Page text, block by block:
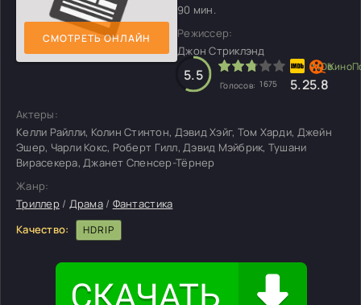
СМОТРЕТЬ ОНЛАЙН
90 мин.
Режиссер:
Джон Стриклэнд
5.5
Голосов: 1675 5.25.8
Актеры:
Келли Райлли, Колин Стинтон, Дэвид Хэйг, Том Харди, Джейн
Эшер, Чарли Кокс, Роберт Гилл, Дэвид Мэйбрик, Тушани
Вирасекера, Джанет Спенсер-Тёрнер
Жанр:
Триллер/ Драма/ Фантастика
Качество:
HDRIP